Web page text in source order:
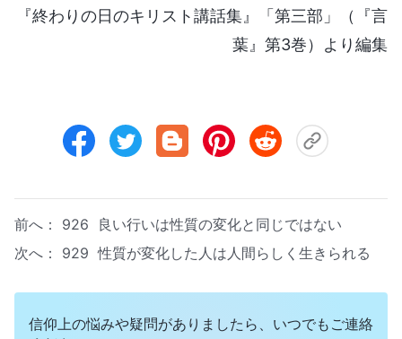
『終わりの日のキリスト講話集』「第三部」（『言
葉』第3巻）より編集
前へ： 926 良い行いは性質の変化と同じではない
次へ： 929 性質が変化した人は人間らしく生きられる
信仰上の悩みや疑問がありましたら、いつでもご連絡